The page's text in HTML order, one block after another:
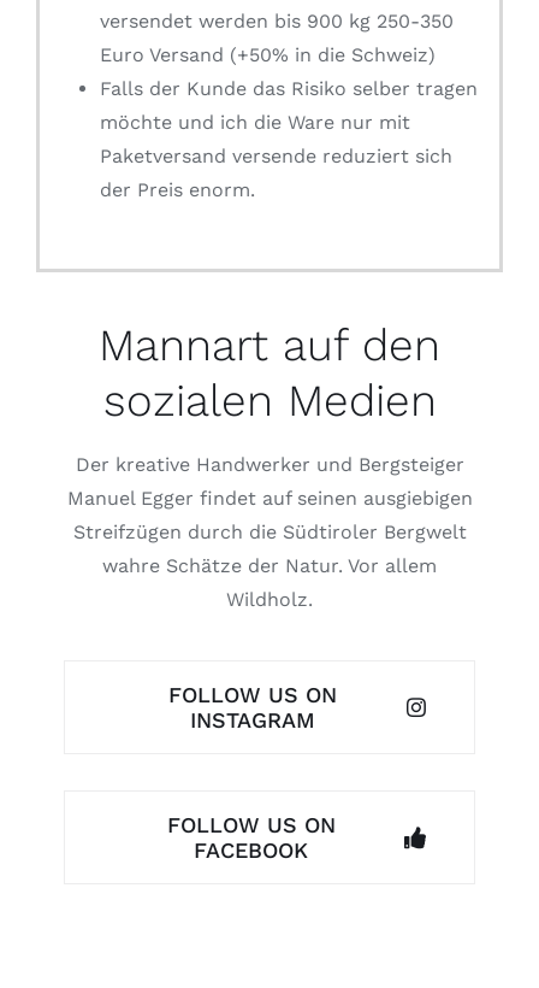
versendet werden bis 900 kg 250-350
Euro Versand (+50% in die Schweiz)
Falls der Kunde das Risiko selber tragen
möchte und ich die Ware nur mit
Paketversand versende reduziert sich
der Preis enorm.
Mannart auf den
sozialen Medien
Der kreative Handwerker und Bergsteiger
Manuel Egger findet auf seinen ausgiebigen
Streifzügen durch die Südtiroler Bergwelt
wahre Schätze der Natur. Vor allem
Wildholz.
FOLLOW US ON
INSTAGRAM
FOLLOW US ON
FACEBOOK